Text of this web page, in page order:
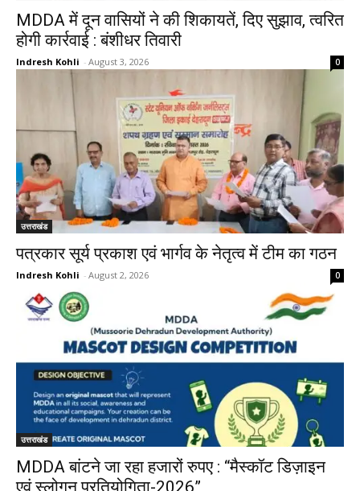
MDDA में दून वासियों ने की शिकायतें, दिए सुझाव, त्वरित
होगी कार्रवाई : बंशीधर तिवारी
Indresh Kohli - August 3, 2026 0
उत्तराखंड
पत्रकार सूर्य प्रकाश एवं भार्गव के नेतृत्व में टीम का गठन
Indresh Kohli - August 2, 2026 0
उत्तराखंड
MDDA बांटने जा रहा हजारों रुपए : “मैस्कॉट डिज़ाइन
एवं स्लोगन प्रतियोगिता-2026”